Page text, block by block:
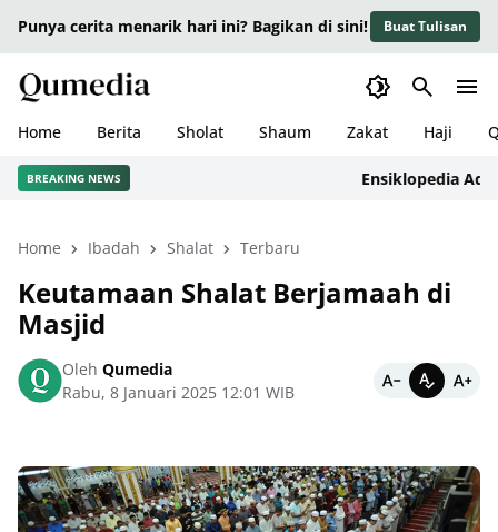
Punya cerita menarik hari ini? Bagikan di sini! Buat Tulisan
Home Berita Sholat Shaum Zakat Haji
BREAKING NEWS Ensiklopedia Adab
Home Ibadah Shalat Terbaru
Keutamaan Shalat Berjamaah di
Masjid
Oleh Qumedia
Rabu, 8 Januari 2025 12:01 WIB